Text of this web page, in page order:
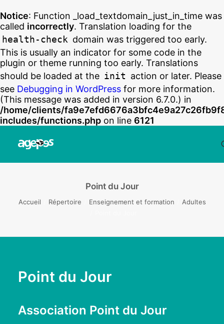
Notice: Function _load_textdomain_just_in_time was
called incorrectly. Translation loading for the
health-check domain was triggered too early.
This is usually an indicator for some code in the
plugin or theme running too early. Translations
should be loaded at the init action or later. Please
see Debugging in WordPress for more information.
(This message was added in version 6.7.0.) in
/home/clients/
includes/functions.php on line 6121
Point du Jour
Accueil Répertoire Enseignement et formation
Adultes
Point du Jour
Association Point du Jour